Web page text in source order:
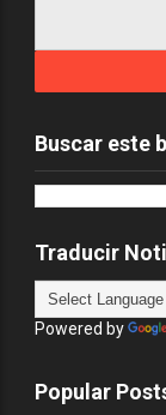
Buscar este
Traducir
Powered by
Popular